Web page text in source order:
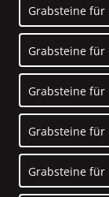
Grabsteine für
Grabsteine für
Grabsteine für
Grabsteine für
Grabsteine für